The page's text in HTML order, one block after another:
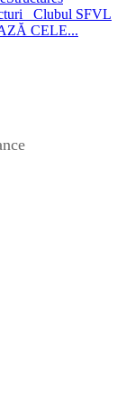
Clubul SFVL
CELE...